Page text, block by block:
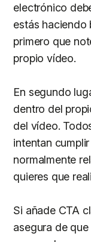
electrónico
estás haciendo
primero que
propio vídeo.
En segundo
dentro del
del vídeo.
intentan
normalmente
quieres que
Si añade CTA
asegura de